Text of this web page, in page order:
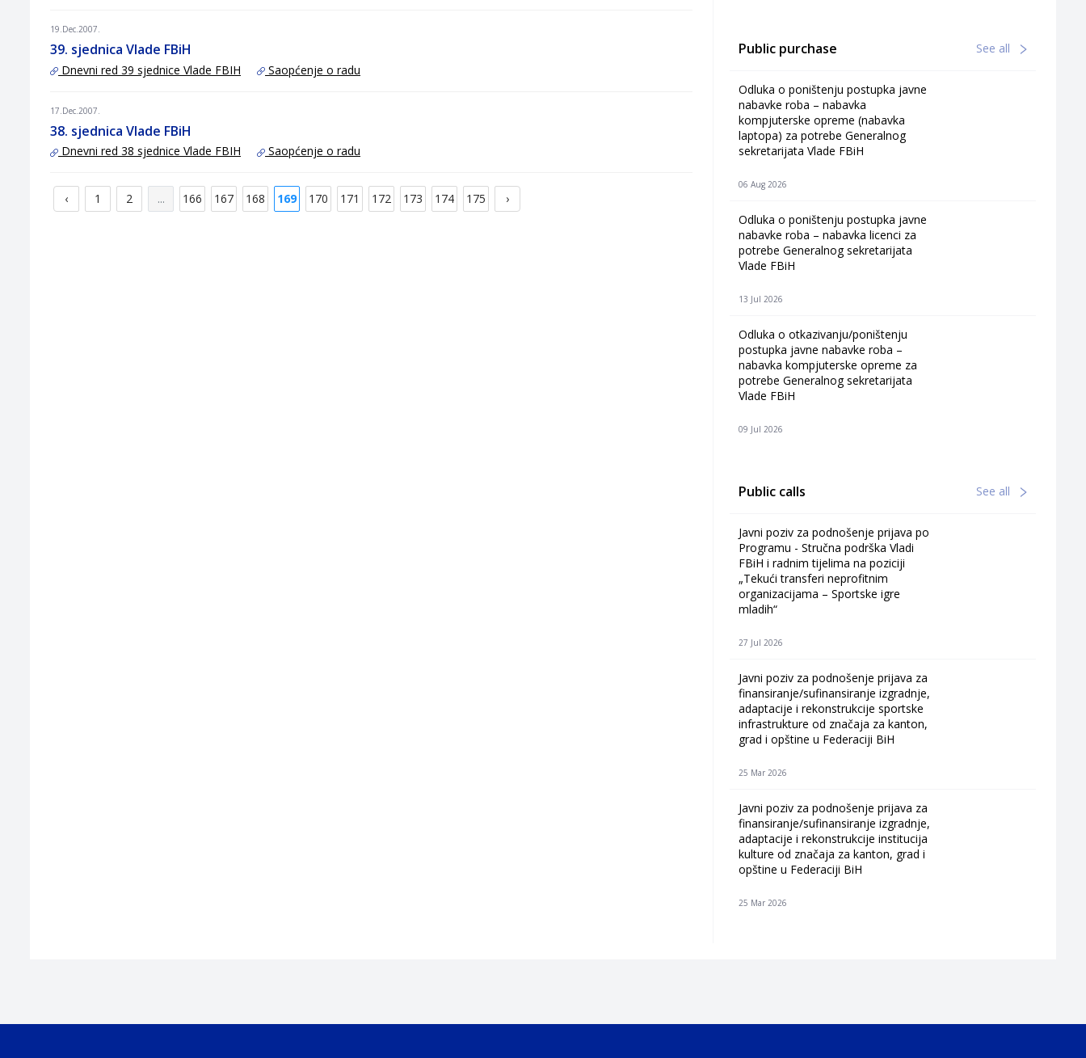
19.Dec.2007.
39. sjednica Vlade FBiH
Dnevni red 39 sjednice Vlade FBIH Saopćenje o radu
17.Dec.2007.
38. sjednica Vlade FBiH
Dnevni red 38 sjednice Vlade FBIH Saopćenje o radu
‹ 1 2 ... 166 167 168 169 170 171 172 173 174 175 ›
Public purchase See all
Odluka o poništenju postupka javne
nabavke roba – nabavka
kompjuterske opreme (nabavka
laptopa) za potrebe Generalnog
sekretarijata Vlade FBiH
06 Aug 2026
Odluka o poništenju postupka javne
nabavke roba – nabavka licenci za
potrebe Generalnog sekretarijata
Vlade FBiH
13 Jul 2026
Odluka o otkazivanju/poništenju
postupka javne nabavke roba –
nabavka kompjuterske opreme za
potrebe Generalnog sekretarijata
Vlade FBiH
09 Jul 2026
Public calls See all
Javni poziv za podnošenje prijava po
Programu - Stručna podrška Vladi
FBiH i radnim tijelima na poziciji
„Tekući transferi neprofitnim
organizacijama – Sportske igre
mladih“
27 Jul 2026
Javni poziv za podnošenje prijava za
finansiranje/sufinansiranje izgradnje,
adaptacije i rekonstrukcije sportske
infrastrukture od značaja za kanton,
grad i opštine u Federaciji BiH
25 Mar 2026
Javni poziv za podnošenje prijava za
finansiranje/sufinansiranje izgradnje,
adaptacije i rekonstrukcije institucija
kulture od značaja za kanton, grad i
opštine u Federaciji BiH
25 Mar 2026